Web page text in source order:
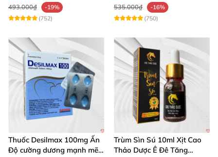
493.000₫
-19%
(752)
535.000₫
-16%
(750)
Thuốc Desilmax 100mg Ấn
Độ cường dương mạnh mẽ
Trùm Sìn Sú 10ml Xịt Cao
Thảo Dược Ê Đê Tăng